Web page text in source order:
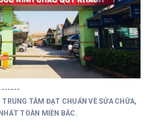
TÂM ĐẠT CHUẨN VỀ SỬA CHỮA,
TOÀN MIỀN BẮC.